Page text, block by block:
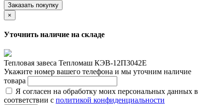
Заказать покупку
×
Уточнить наличие на складе
Тепловая завеса Тепломаш КЭВ-12П3042Е
Укажите номер вашего телефона и мы уточним наличие
товара
Я согласен на обработку моих персональных данных в
соответствии с политикой конфиденциальности